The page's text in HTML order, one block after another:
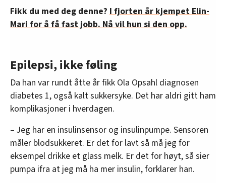
Fikk du med deg denne? I fjorten år kjempet Elin-
Mari for å få fast jobb. Nå vil hun si den opp.
Epilepsi, ikke føling
Da han var rundt åtte år fikk Ola Opsahl diagnosen
diabetes 1, også kalt sukkersyke. Det har aldri gitt ham
komplikasjoner i hverdagen.
– Jeg har en insulinsensor og insulinpumpe. Sensoren
måler blodsukkeret. Er det for lavt så må jeg for
eksempel drikke et glass melk. Er det for høyt, så sier
pumpa ifra at jeg må ha mer insulin, forklarer han.